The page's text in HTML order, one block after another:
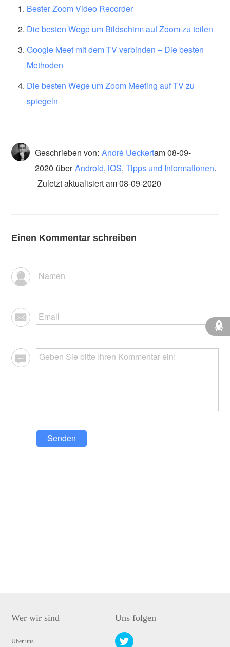
Bester Zoom Video Recorder
Die besten Wege um Bildschirm auf Zoom zu teilen
Google Meet mit dem TV verbinden – Die besten
Methoden
Die besten Wege um Zoom Meeting auf TV zu
spiegeln
Geschrieben von: André Ueckertam08-09-
2020 über Android, iOS,Tipps und Informationen.
Zuletzt aktualisiert am 08-09-2020
Einen Kommentar schreiben
Senden
Wer wir sind
Über uns
Uns folgen